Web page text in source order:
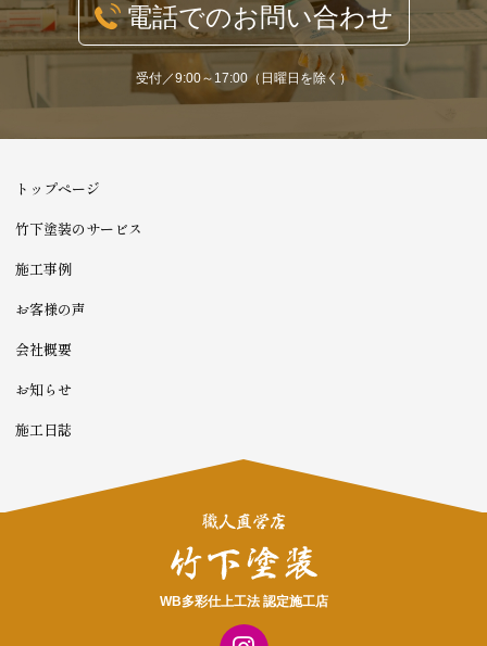
電話でのお問い合わせ
受付／9:00～17:00（日曜日を除く）
トップページ
竹下塗装のサービス
施工事例
お客様の声
会社概要
お知らせ
施工日誌
WB多彩仕上工法 認定施工店